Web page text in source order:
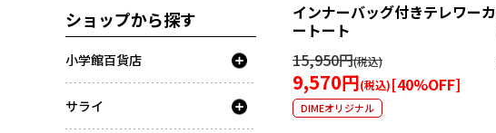
ショップから探す
小学館百貨店
サライ
インナーバッグ付きテレワーカ
ートート
15,950円
9,570円 [40%OFF]
DIMEオリジナル